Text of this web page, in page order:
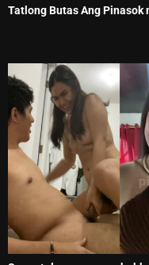
Tatlong Butas Ang Pinasok